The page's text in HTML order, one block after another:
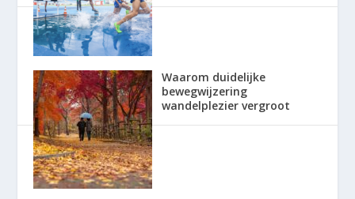
Waarom duidelijke
bewegwijzering
wandelplezier vergroot